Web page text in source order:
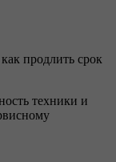
продлить срок
техники и